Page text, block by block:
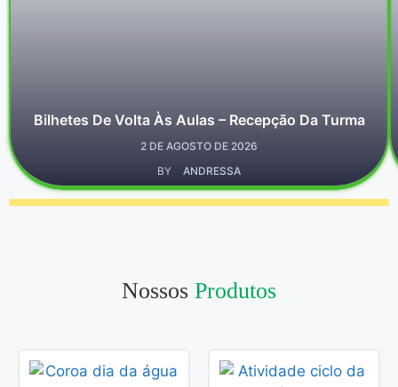
Bilhetes De Volta Às Aulas – Recepção Da Turma
2 DE AGOSTO DE 2026
BY
ANDRESSA
Nossos Produtos